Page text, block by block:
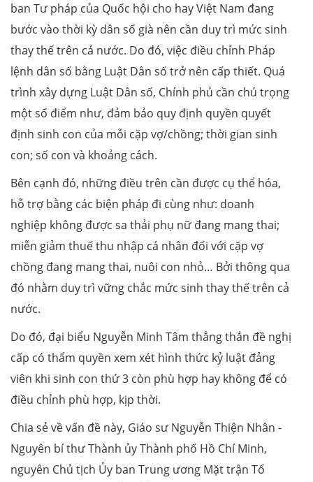
ban Tư pháp của Quốc hội cho hay Việt Nam đang
bước vào thời kỳ dân số già nên cần duy trì mức sinh
thay thế trên cả nước. Do đó, việc điều chỉnh Pháp
lệnh dân số bằng Luật Dân số trở nên cấp thiết. Quá
trình xây dựng Luật Dân số, Chính phủ cần chú trọng
một số điểm như, đảm bảo quy định quyền quyết
định sinh con của mỗi cặp vợ/chồng; thời gian sinh
con; số con và khoảng cách.
Bên cạnh đó, những điều trên cần được cụ thể hóa,
hỗ trợ bằng các biện pháp đi cùng như: doanh
nghiệp không được sa thải phụ nữ đang mang thai;
miễn giảm thuế thu nhập cá nhân đối với cặp vợ
chồng đang mang thai, nuôi con nhỏ… Bởi thông qua
đó nhằm duy trì vững chắc mức sinh thay thế trên cả
nước.
Do đó, đại biểu Nguyễn Minh Tâm thẳng thắn đề nghị
cấp có thẩm quyền xem xét hình thức kỷ luật đảng
viên khi sinh con thứ 3 còn phù hợp hay không để có
điều chỉnh phù hợp, kịp thời.
Chia sẻ về vấn đề này, Giáo sư Nguyễn Thiện Nhân -
Nguyên bí thư Thành ủy Thành phố Hồ Chí Minh,
nguyên Chủ tịch Ủy ban Trung ương Mặt trận Tổ